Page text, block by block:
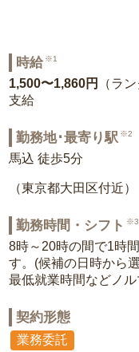
時給 ※1
1,500〜1,860円
（ラ
支給
勤務地･最寄り駅 ※2
馬込 徒歩5分
（東京都大田区付近）
勤務時間・シフト ※3
8時～20時の間で1時
す。(候補の日時から
最低就業時間などノル
契約形態
業務委託